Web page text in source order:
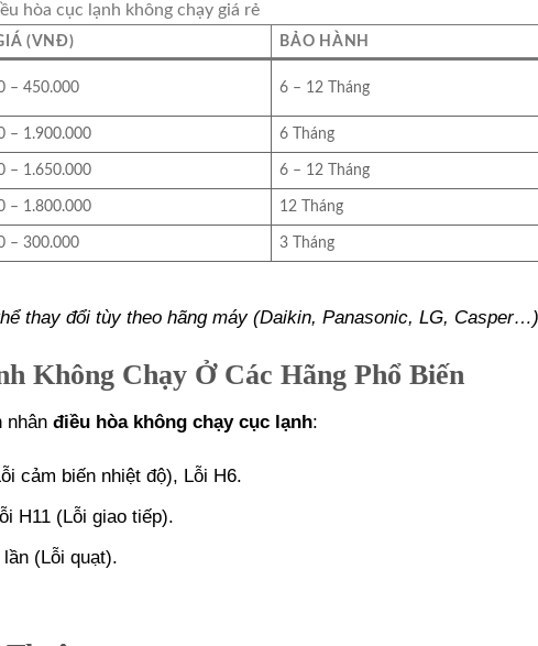
hòa cục lạnh không chạy giá rẻ
(VNĐ) BẢO HÀNH
– 450.000 6 – 12 Tháng
– 1.900.000 6 Tháng
– 1.650.000 6 – 12 Tháng
– 1.800.000 12 Tháng
– 300.000 3 Tháng
thay đổi tùy theo hãng máy (Daikin, Panasonic, LG,
Không Chạy Ở Các Hãng Phổ Biến
nhân điều hòa không chạy cục lạnh:
cảm biến nhiệt độ), Lỗi H6.
H11 (Lỗi giao tiếp).
(Lỗi quạt).